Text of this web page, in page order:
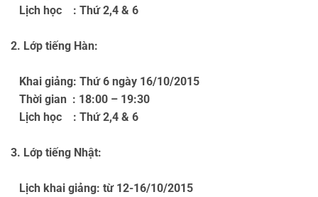
Lịch học : Thứ 2,4 & 6
2. Lớp tiếng Hàn:
Khai giảng: Thứ 6 ngày 16/10/2015
Thời gian : 18:00 – 19:30
Lịch học : Thứ 2,4 & 6
3. Lớp tiếng Nhật:
Lịch khai giảng: từ 12-16/10/2015